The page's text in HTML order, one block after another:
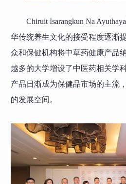
Chiruit Isarangkun Na
华传统养生文化的接受程度逐渐
众和保健机构将中草药健康产品
越多的大学增设了中医药相关学
产品日渐成为保健品市场的主流
的发展空间。